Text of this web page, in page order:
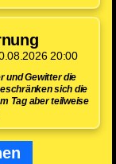
20:00
und Gewitter die
sich die
Tag aber teilweise